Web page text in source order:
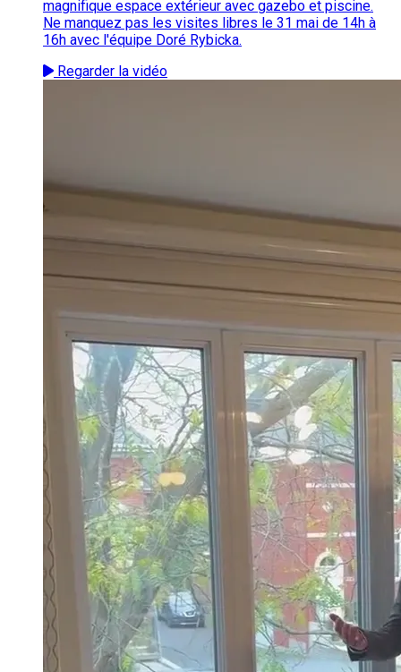
magnifique espace extérieur avec gazebo et piscine.
Ne manquez pas les visites libres le 31 mai de 14h à
16h avec l'équipe Doré Rybicka.
Regarder la vidéo